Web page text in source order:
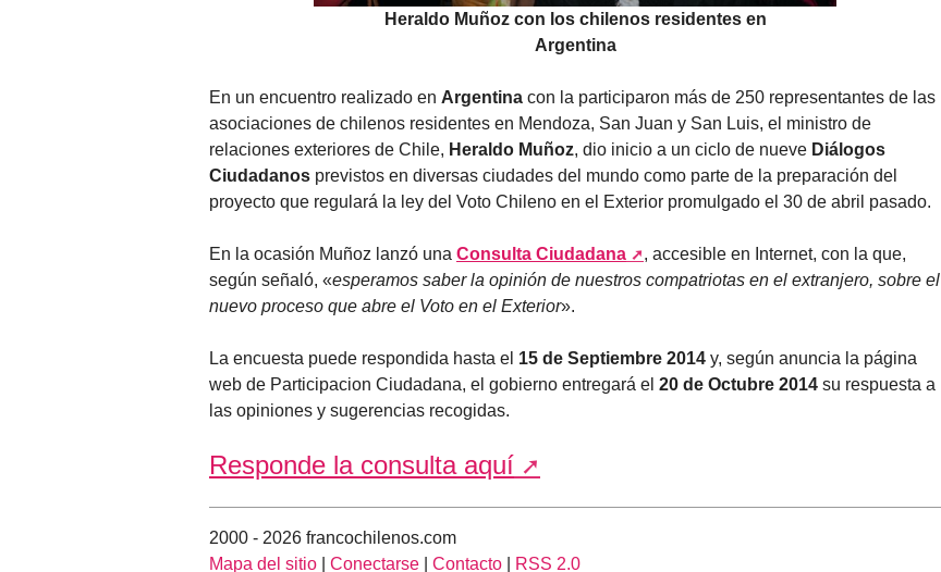
Heraldo Muñoz con los chilenos residentes en
Argentina
En un encuentro realizado en Argentina con la participaron más de 250 representantes de las
asociaciones de chilenos residentes en Mendoza, San Juan y San Luis, el ministro de
relaciones exteriores de Chile, Heraldo Muñoz, dio inicio a un ciclo de nueve Diálogos
Ciudadanos previstos en diversas ciudades del mundo como parte de la preparación del
proyecto que regulará la ley del Voto Chileno en el Exterior promulgado el 30 de abril pasado.
En la ocasión Muñoz lanzó una Consulta Ciudadana
, accesible en Internet, con la que,
según señaló, «esperamos saber la opinión de nuestros compatriotas en el extranjero, sobre el
nuevo proceso que abre el Voto en el Exterior».
La encuesta puede respondida hasta el 15 de Septiembre 2014 y, según anuncia la página
web de Participacion Ciudadana, el gobierno entregará el 20 de Octubre 2014 su respuesta a
las opiniones y sugerencias recogidas.
Responde la consulta aquí
2000 - 2026 francochilenos.com
Mapa del sitio
Conectarse Contacto RSS 2.0